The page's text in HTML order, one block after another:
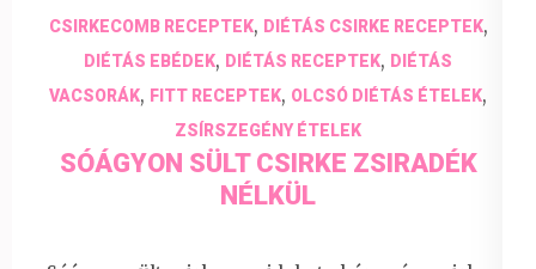
CSIRKECOMB RECEPTEK, DIÉTÁS CSIRKE RECEPTEK,
DIÉTÁS EBÉDEK, DIÉTÁS RECEPTEK, DIÉTÁS
VACSORÁK, FITT RECEPTEK, OLCSÓ DIÉTÁS ÉTELEK,
ZSÍRSZEGÉNY ÉTELEK
SÓÁGYON SÜLT CSIRKE ZSIRADÉK
NÉLKÜL